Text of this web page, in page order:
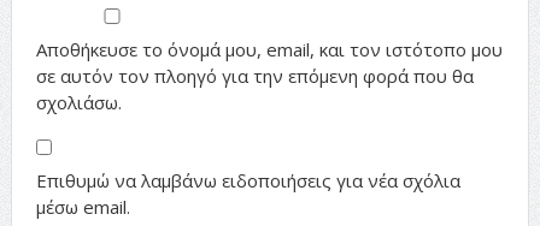
Αποθήκευσε το όνομά μου, email, και τον ιστότοπο μου
σε αυτόν τον πλοηγό για την επόμενη φορά που θα
σχολιάσω.
Επιθυμώ να λαμβάνω ειδοποιήσεις για νέα σχόλια
μέσω email.